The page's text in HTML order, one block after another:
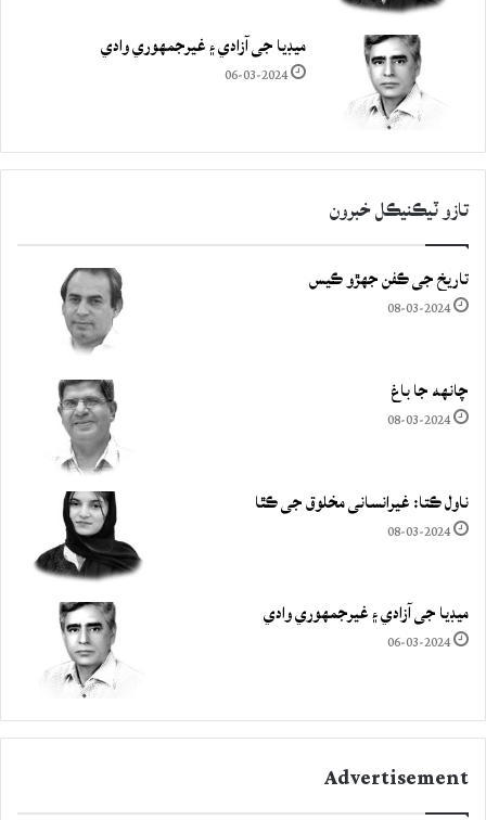
ميڊيا جي آزادي ۽ غيرجمھوري وادي
06-03-2024
تازو ٽيڪنيڪل خبرون
تاريخ جي ڪفن جھڙو ڪيس
08-03-2024
چانهه جا باغ
08-03-2024
ناول ڪتا: غيرانساني مخلوق جي ڪٿا
08-03-2024
ميڊيا جي آزادي ۽ غيرجمھوري وادي
06-03-2024
Advertisement